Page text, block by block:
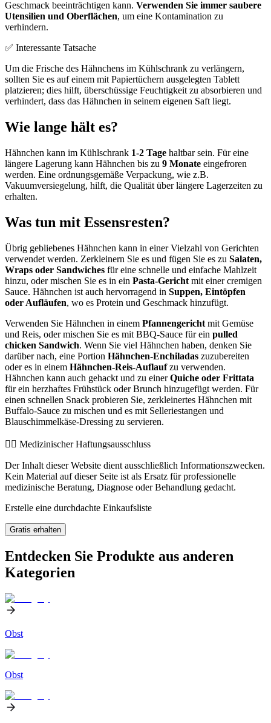
Geschmack beeinträchtigen kann. Verwenden Sie immer saubere
Utensilien und Oberflächen, um eine Kontamination zu
verhindern.
✅ Interessante Tatsache
Um die Frische des Hähnchens im Kühlschrank zu verlängern,
sollten Sie es auf einem mit Papiertüchern ausgelegten Tablett
platzieren; dies hilft, überschüssige Feuchtigkeit zu absorbieren und
verhindert, dass das Hähnchen in seinem eigenen Saft liegt.
Wie lange hält es?
Hähnchen kann im Kühlschrank 1-2 Tage haltbar sein. Für eine
längere Lagerung kann Hähnchen bis zu 9 Monate eingefroren
werden. Eine ordnungsgemäße Verpackung, wie z.B.
Vakuumversiegelung, hilft, die Qualität über längere Lagerzeiten zu
erhalten.
Was tun mit Essensresten?
Übrig gebliebenes Hähnchen kann in einer Vielzahl von Gerichten
verwendet werden. Zerkleinern Sie es und fügen Sie es zu Salaten,
Wraps oder Sandwiches für eine schnelle und einfache Mahlzeit
hinzu, oder mischen Sie es in ein Pasta-Gericht mit einer cremigen
Sauce. Hähnchen ist auch hervorragend in Suppen, Eintöpfen
oder Aufläufen, wo es Protein und Geschmack hinzufügt.
Verwenden Sie Hähnchen in einem Pfannengericht mit Gemüse
und Reis, oder mischen Sie es mit BBQ-Sauce für ein pulled
chicken Sandwich. Wenn Sie viel Hähnchen haben, denken Sie
darüber nach, eine Portion Hähnchen-Enchiladas zuzubereiten
oder es in einem Hähnchen-Reis-Auflaufzu verwenden.
Hähnchen kann auch gehackt und zu einerQuiche oder Frittata
für ein herzhaftes Frühstück oder Brunch hinzugefügt werden. Für
einen schnellen Snack probieren Sie, zerkleinertes Hähnchen mit
Buffalo-Sauce zu mischen und es mit Selleriestangen und
Blauschimmelkäse-Dressing zu servieren.
👨‍⚕️️ Medizinischer Haftungsausschluss
Der Inhalt dieser Website dient ausschließlich Informationszwecken.
Kein Material auf dieser Seite ist als Ersatz für professionelle
medizinische Beratung, Diagnose oder Behandlung gedacht.
Erstelle eine durchdachte Einkaufsliste
Gratis erhalten
Entdecken Sie Produkte aus anderen
Kategorien
Obst
Obst